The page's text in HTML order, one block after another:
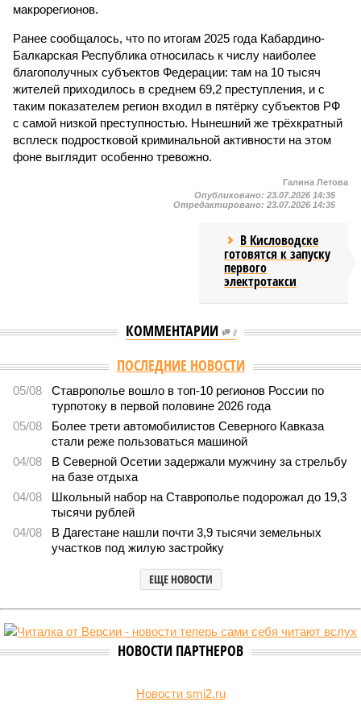
макрорегионов.
Ранее сообщалось, что по итогам 2025 года Кабардино-
Балкарская Республика относилась к числу наиболее
благополучных субъектов Федерации: там на 10 тысяч
жителей приходилось в среднем 69,2 преступления, и с
таким показателем регион входил в пятёрку субъектов РФ
с самой низкой преступностью. Нынешний же трёхкратный
всплеск подростковой криминальной активности на этом
фоне выглядит особенно тревожно.
Галина Летова
Опубликовано: 23.07.2026 14:35
Отредактировано: 23.07.2026 14:35
В Кисловодске
готовятся к запуску
первого
электротакси
КОММЕНТАРИИ 0
Версия //Общество //
В Дагестане после ливней 18 сёл остаются без
В Дагестане после ливней 18 сёл остаются без
транспортного сообщения
Отрезанные от большой земли
В Дагестане после ливней 18 сёл остаются без транспортного сообщения
(фото: Министерство транспорта и дорожного хозяйства Республики
Министерство транспорта Республики Дагестан обнародовало
актуальную сводку о ходе ликвидации последствий мощных
Согласно официальным данным на 13 июля, дорожным